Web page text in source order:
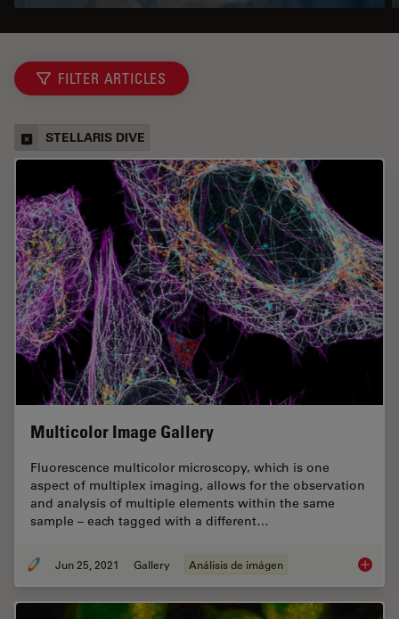
FILTER ARTICLES
STELLARIS DIVE
Multicolor Image Gallery
Fluorescence multicolor microscopy, which is one
aspect of multiplex imaging, allows for the observation
and analysis of multiple elements within the same
sample – each tagged with a different…
Jun 25, 2021 Gallery Análisis de imágen